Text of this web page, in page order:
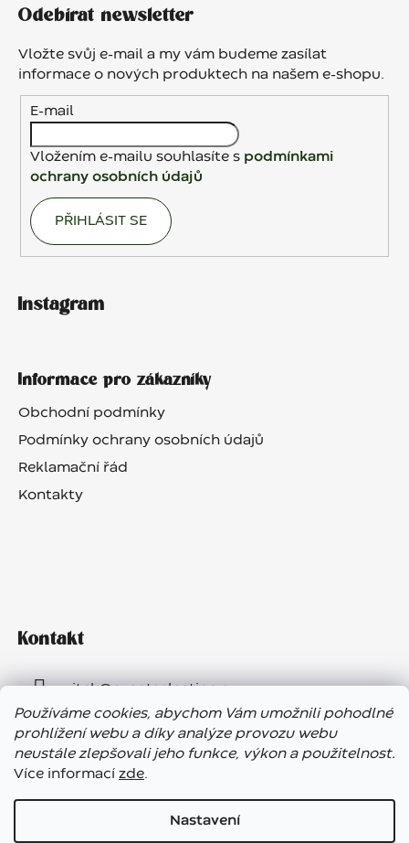
Používáme cookies, abychom Vám umožnili pohodlné
prohlížení webu a díky analýze provozu webu
neustále zlepšovali jeho funkce, výkon a použitelnost.
Více informací zde.
Nastavení
Odebírat newsletter
Vložte svůj e-mail a my vám budeme zasílat
informace o nových produktech na našem e-shopu.
E-mail
Vložením e-mailu souhlasíte s podmínkami
ochrany osobních údajů
PŘIHLÁSIT SE
Instagram
Informace pro zákazníky
Obchodní podmínky
Podmínky ochrany osobních údajů
Reklamační řád
Kontakty
Kontakt
vitek@eventselection.cz
+420 602 410 657